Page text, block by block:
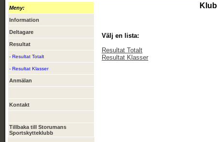
Meny:
Information
Deltagare
Resultat
- Resultat Totalt
- Resultat Klasser
Anmälan
Kontakt
Tillbaka till Storumans
Sportskytteklubb
Välj en lista:
Resultat Totalt
Resultat Klasser